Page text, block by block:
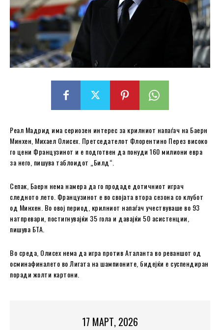
Реал Мадрид има сериозен интерес за крилниот напаѓач на Баерн
Минхен, Михаел Олисех. Претседателот Флорентино Перез високо
го цени Французинот и е подготвен да понуди 160 милиони евра
за него, пишува таблоидот „Билд“.
Сепак, Баерн нема намера да го продаде дотичниот играч
следното лето. Французинот е во својата втора сезона со клубот
од Минхен. Во овој период, крилниот напаѓач учествуваше во 93
натпревари, постигнувајќи 35 гола и давајќи 50 асистенции,
пишува БТА.
Во среда, Олисех нема да игра против Аталанта во реваншот од
осминафиналето во Лигата на шампионите, бидејќи е суспендиран
поради жолти картони.
17 МАРТ, 2026